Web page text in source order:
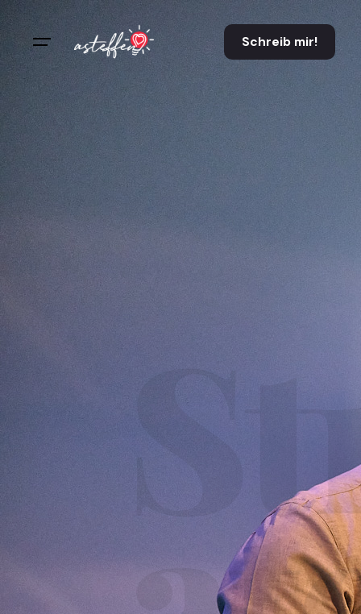
Schreib mir!